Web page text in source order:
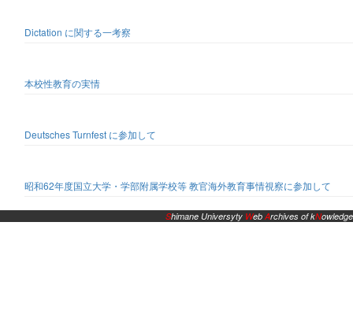
Dictation に関する一考察
本校性教育の実情
Deutsches Turnfest に参加して
昭和62年度国立大学・学部附属学校等 教官海外教育事情視察に参加して
Shimane Universyty WebArchives of kNowledge